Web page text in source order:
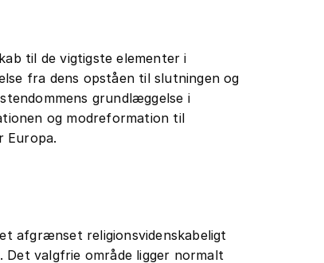
til de vigtigste elementer i
fra dens opståen til slutningen og
grundlæggelse i
og modreformation til
Europa.
afgrænset religionsvidenskabeligt
Det valgfrie område ligger normalt